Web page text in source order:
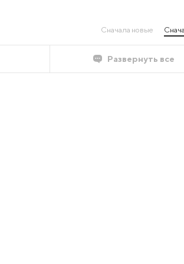
Сначала новые
Развернуть все